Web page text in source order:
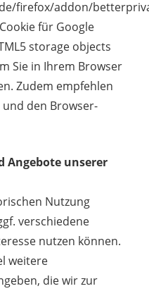
firefox/addon/
für Google
storage objects
Sie in Ihrem Browser
Zudem empfehlen
den Browser-
Angebote unserer
Nutzung
verschiedene
nutzen können.
weitere
die wir zur